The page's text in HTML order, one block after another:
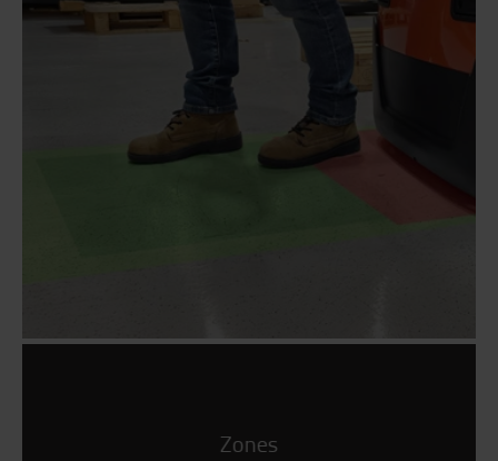
Zones